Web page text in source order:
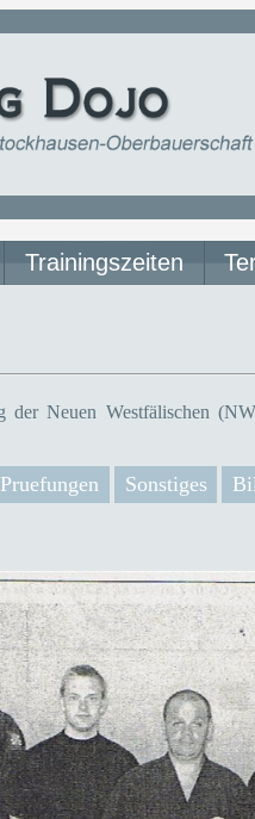
Trainingszeiten
der Neuen Westfälischen
Pruefungen Sonstiges